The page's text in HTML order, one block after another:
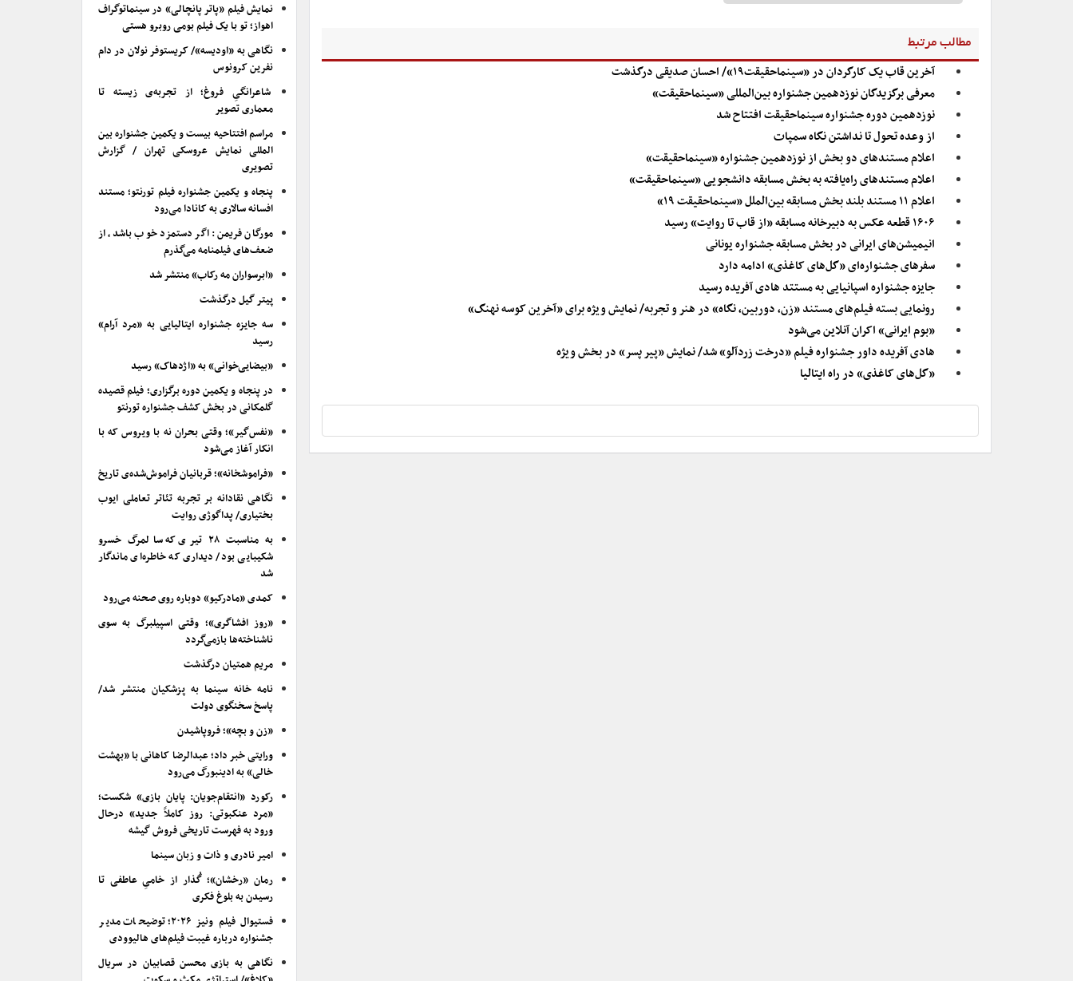
مطالب مرتبط
آخرین قاب یک کارگردان در «سینماحقیقت۱۹»/ احسان صدیقی درگذشت
معرفی برگزیدگان نوزدهمین جشنواره بین‌المللی «سینماحقیقت»
نوزدهمین دوره جشنواره سینماحقیقت افتتاح شد
از وعده تحول تا نداشتن نگاه سمپات
اعلام مستندهای دو بخش از نوزدهمین جشنواره «سینماحقیقت»
اعلام مستندهای راه‌یافته به بخش مسابقه دانشجویی «سینماحقیقت»
اعلام ۱۱ مستند بلند بخش مسابقه بین‎‌الملل «سینماحقیقت ۱۹»
۱۶۰۶ قطعه عکس به دبیرخانه مسابقه «از قاب تا روایت» رسید
انیمیشن‌های ایرانی در بخش مسابقه جشنواره یونانی
سفرهای جشنواره‌ای «گل‌های کاغذی» ادامه دارد
جایزه جشنواره اسپانیایی به مستتد هادی آفریده رسید
رونمایی بسته فیلم‌های مستند «زن، دوربین، نگاه» در هنر و تجربه/ نمایش ویژه برای «آخرین کوسه نهنگ»
«بوم ایرانی» اکران آنلاین می‌شود
هادی آفریده داور جشنواره فیلم «درخت زردآلو» شد/ نمایش «پیر پسر» در بخش ویژه
«گل‌های کاغذی» در راه ایتالیا
نمایش فیلم «پاتر پانچالی» در سینماتوگراف
اهواز؛ تو با یک فیلم بومی روبرو هستی
نگاهی به «اودیسه»/ کریستوفر نولان در دام
نفرین کرونوس
شاعرانگیِ فروغ؛ از تجربه‌ی زیسته تا
معماری تصویر
مراسم افتتاحیه بیست و یکمین جشنواره بین
المللی نمایش عروسکی تهران / گزارش
تصویری
پنجاه و یکمین جشنواره فیلم تورنتو؛ مستند
افسانه سالاری به کانادا می‌رود
مورگان فریمن: اگر دستمزد خوب باشد، از
ضعف‌های فیلمنامه می‌گذرم
«ابرسواران مه رکاب» منتشر شد
پیتر گیل درگذشت
سه جایزه جشنواره ایتالیایی به «مرد آرام»
رسید
«بیضایی‌خوانی» به «اژدهاک» رسید
در پنجاه و یکمین دوره برگزاری؛ فیلم قصیده
گلمکانی در بخش کشف جشنواره تورنتو
«نفس‌گیر»؛ وقتی بحران نه با ویروس که با
انکار آغاز می‌شود
«فراموشخانه»؛ قربانیان فراموش‌شده‌ی تاریخ
نگاهی نقادانه بر تجربه تئاتر تعاملی ایوب
بختیاری/ پداگوژی روایت
به مناسبت ۲۸ تیری که سالمرگ خسرو
شکیبایی بود/ دیداری که خاطره‌ای ماندگار
شد
کمدی «مادرکیو» دوباره روی صحنه می‌رود
«روز افشاگری»؛ وقتی اسپیلبرگ به سوی
ناشناخته‌ها بازمی‌گردد
مریم همتیان درگذشت
نامه خانه سینما به پزشکیان منتشر شد/
پاسخ سخنگوی دولت
«زن و بچه»؛ فروپاشیدن
ورایتی خبر داد؛ عبدالرضا کاهانی با «بهشت
خالی» به ادینبورگ می‌رود
رکورد «انتقام‌جویان: پایان بازی» شکست؛
«مرد عنکبوتی: روز کاملاً جدید» درحال
ورود به فهرست تاریخی فروش گیشه
امیر نادری و ذات و زبان سینما
رمان «رخشان»؛ گُذار از خامیِ عاطفی تا
رسیدن به بلوغ فکری
فستیوال فیلم ونیز ۲۰۲۶؛ توضیحات مدیر
جشنواره درباره غیبت فیلم‌های هالیوودی
نگاهی به بازی محسن قصابیان در سریال